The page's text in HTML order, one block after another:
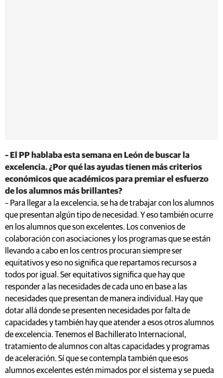
– El PP hablaba esta semana en León de buscar la
excelencia. ¿Por qué las ayudas tienen más criterios
económicos que académicos para premiar el esfuerzo
de los alumnos más brillantes?
– Para llegar a la excelencia, se ha de trabajar con los alumnos
que presentan algún tipo de necesidad. Y eso también ocurre
en los alumnos que son excelentes. Los convenios de
colaboración con asociaciones y los programas que se están
llevando a cabo en los centros procuran siempre ser
equitativos y eso no significa que repartamos recursos a
todos por igual. Ser equitativos significa que hay que
responder a las necesidades de cada uno en base a las
necesidades que presentan de manera individual. Hay que
dotar allá donde se presenten necesidades por falta de
capacidades y también hay que atender a esos otros alumnos
de excelencia. Tenemos el Bachillerato Internacional,
tratamiento de alumnos con altas capacidades y programas
de aceleración. Sí que se contempla también que esos
alumnos excelentes estén mimados por el sistema y se pueda